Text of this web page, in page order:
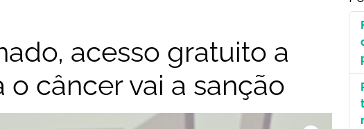
acesso gratuito a
o câncer vai a sanção